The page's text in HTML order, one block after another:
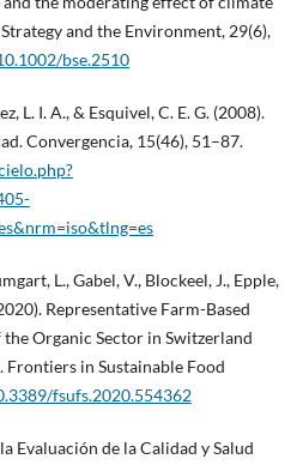
and the Environment, 29(6),
bse.2510
L. I. A., & Esquivel, C. E. G. (2008).
Convergencia, 15(46), 51–87.
L., Gabel, V., Blockeel, J., Epple,
Representative Farm-Based
Organic Sector in Switzerland
Frontiers in Sustainable Food
fsufs.2020.554362
Evaluación de la Calidad y Salud